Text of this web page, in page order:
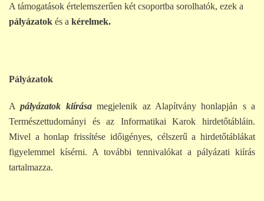
A támogatások értelemszerűen két csoportba sorolhatók, ezek a
pályázatok és a kérelmek.
Pályázatok
Apályázatok kiírásamegjelenik az Alapítvány honlapján s a
Természettudományi és az Informatikai Karok hirdetőtábláin.
Mivel a honlap frissítése időigényes, célszerű a hirdetőtáblákat
figyelemmel kísérni. A további tennivalókat a pályázati kiírás
tartalmazza.